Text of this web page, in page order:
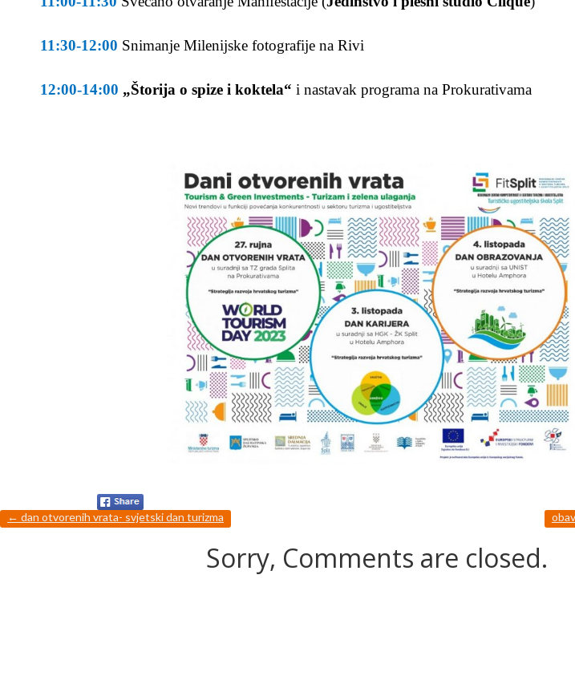
11:30-12:00 Snimanje Milenijske fotografije na Rivi
12:00-14:00 „Štorija o spize i koktela“ i nastavak programa na Prokurativama
← dan otvorenih vrata- svjetski dan turizma
Sorry, Comments are closed.